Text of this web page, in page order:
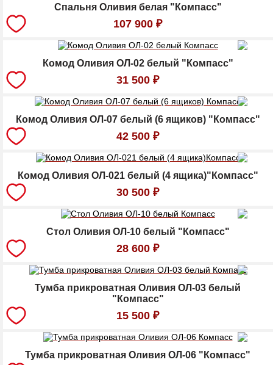
Спальня Оливия белая "Компасс"
107 900 ₽
Комод Оливия ОЛ-02 белый "Компасс"
31 500 ₽
Комод Оливия ОЛ-07 белый (6 ящиков) "Компасс"
42 500 ₽
Комод Оливия ОЛ-021 белый (4 ящика)"Компасс"
30 500 ₽
Стол Оливия ОЛ-10 белый "Компасс"
28 600 ₽
Тумба прикроватная Оливия ОЛ-03 белый
"Компасс"
15 500 ₽
Тумба прикроватная Оливия ОЛ-06 "Компасс"